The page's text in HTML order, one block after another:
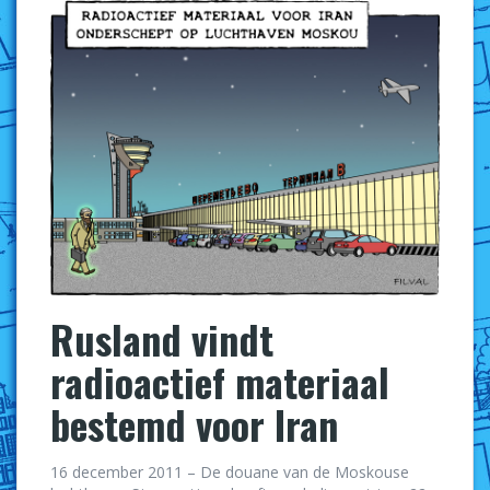
Rusland vindt
radioactief materiaal
bestemd voor Iran
16 december 2011 – De douane van de Moskouse